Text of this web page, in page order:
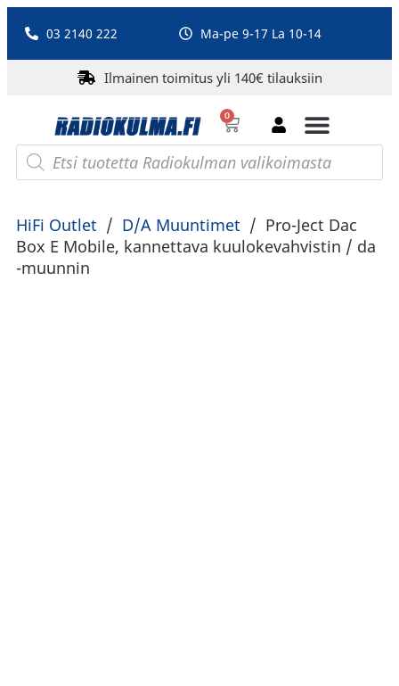
03 2140 222 Ma-pe 9-17 La 10-14
Ilmainen toimitus yli 140€ tilauksiin
0
HiFi Outlet / D/A Muuntimet / Pro-Ject Dac
Box E Mobile, kannettava kuulokevahvistin / da
-muunnin